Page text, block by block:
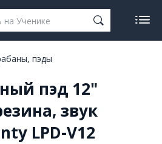
пэды
пэд 12"
звук
LPD-V12